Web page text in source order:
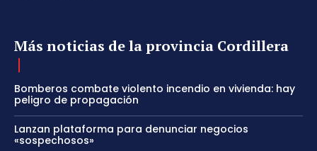
Más noticias de la provincia Cordillera
Bomberos combate violento incendio en vivienda: hay
peligro de propagación
Lanzan plataforma para denunciar negocios
«sospechosos»